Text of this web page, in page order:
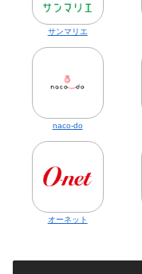
サンマリエ
naco-do
オーネット